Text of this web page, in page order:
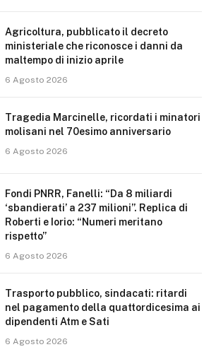
Agricoltura, pubblicato il decreto
ministeriale che riconosce i danni da
maltempo di inizio aprile
6 Agosto 2026
Tragedia Marcinelle, ricordati i minatori
molisani nel 70esimo anniversario
6 Agosto 2026
Fondi PNRR, Fanelli: “Da 8 miliardi
‘sbandierati’ a 237 milioni”. Replica di
Roberti e Iorio: “Numeri meritano
rispetto”
6 Agosto 2026
Trasporto pubblico, sindacati: ritardi
nel pagamento della quattordicesima ai
dipendenti Atm e Sati
6 Agosto 2026